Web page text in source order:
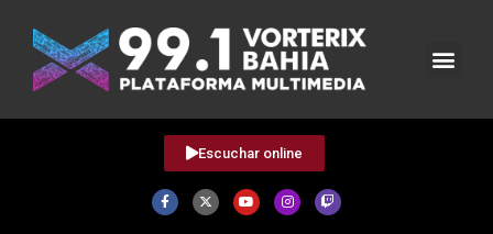
Escuchar online